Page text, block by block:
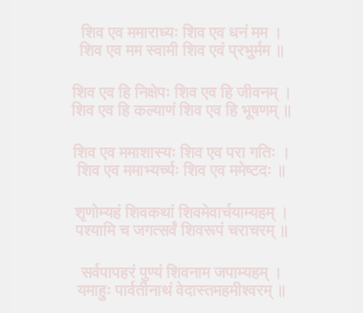
शिव एव ममाराध्यः शिव एव धनं मम ।
शिव एव मम स्वामी शिव एवं प्रभुर्मम ॥
शिव एव हि निक्षेपः शिव एव हि जीवनम् ।
शिव एव हि कल्याणं शिव एव हि भूषणम् ॥
शिव एव ममाशास्यः शिव एव परा गतिः ।
शिव एव ममाभ्यर्च्यः शिव एव ममेष्टदः ॥
शृणोम्यहं शिवकथां शिवमेवार्चयाम्यहम् ।
पश्यामि च जगत्सर्वं शिवरूपं चराचरम् ॥
सर्वपापहरं पुण्यं शिवनाम जपाम्यहम् ।
यमाहुः पार्वतीनाथं वेदास्तमहमीश्वरम् ॥